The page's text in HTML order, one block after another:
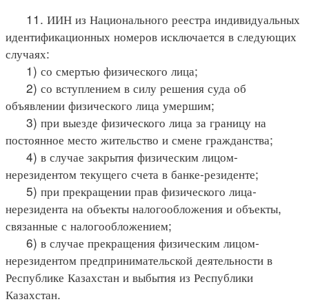
11. ИИН из Национального реестра индивидуальных
идентификационных номеров исключается в следующих
случаях:
1) со смертью физического лица;
2) со вступлением в силу решения суда об
объявлении физического лица умершим;
3) при выезде физического лица за границу на
постоянное место жительство и смене гражданства;
4) в случае закрытия физическим лицом-
нерезидентом текущего счета в банке-резиденте;
5) при прекращении прав физического лица-
нерезидента на объекты налогообложения и объекты,
связанные с налогообложением;
6) в случае прекращения физическим лицом-
нерезидентом предпринимательской деятельности в
Республике Казахстан и выбытия из Республики
Казахстан.